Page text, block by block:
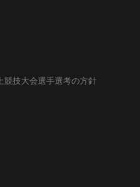
競技大会選手選考の方針